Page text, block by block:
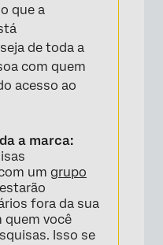
que a
de toda a
com quem
acesso ao
a marca:
um grupo
fora da sua
quem você
Isso se